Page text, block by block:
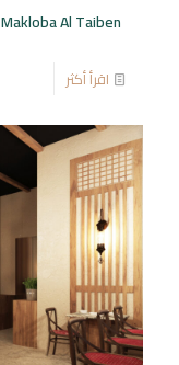
Makloba Al Taiben
اقرأ أكثر